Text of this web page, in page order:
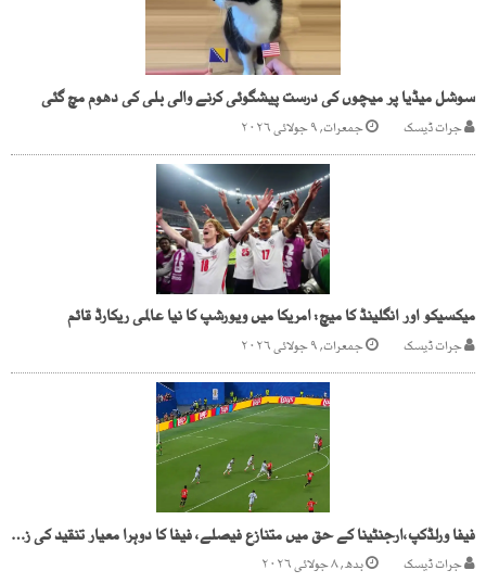
سوشل میڈیا پر میچوں کی درست پیشگوئی کرنے والی بلی کی دھوم مچ گئی
جرات ڈیسک جمعرات, ۹ جولائی ۲۰۲۶
میکسیکو اور انگلینڈ کا میچ: امریکا میں ویورشپ کا نیا عالمی ریکارڈ قائم
جرات ڈیسک جمعرات, ۹ جولائی ۲۰۲۶
فیفا ورلڈکپ،ارجنٹینا کے حق میں متنازع فیصلے، فیفا کا دوہرا معیار تنقید کی زد میں
جرات ڈیسک بدھ, ۸ جولائی ۲۰۲۶